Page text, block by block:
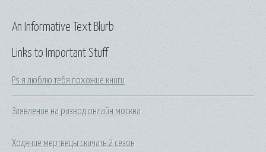
Links to Important Stuff
Ps я люблю тебя похожие книги
Заявление на развод онлайн москва
Ходячие мертвецы скачать 2 сезон
An Informative Text Blurb